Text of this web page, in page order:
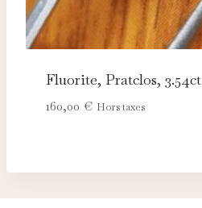
Fluorite, Pratclos, 3.54ct
160,00 € Hors taxes